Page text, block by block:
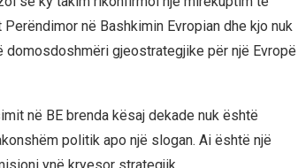
në Bashkimin Evropian dhe kjo nuk
gjeostrategjike për një Evropë
në BE brenda kësaj dekade nuk është
politik apo një slogan. Ai është një
ynë kryesor strategjik.